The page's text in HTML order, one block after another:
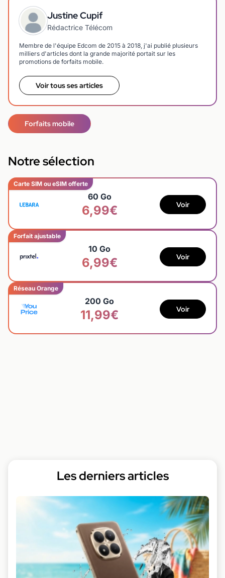
Justine Cupif
Rédactrice Télécom
Membre de l'équipe Edcom de 2015 à 2018, j'ai publié plusieurs
milliers d'articles dont la grande majorité portait sur les
promotions de forfaits mobile.
Voir tous ses articles
Forfaits mobile
Notre sélection
Carte SIM ou eSIM offerte
60 Go
6,99€ Voir
Forfait ajustable
10 Go
6,99€ Voir
Réseau Orange
200 Go
11,99€ Voir
Les derniers articles